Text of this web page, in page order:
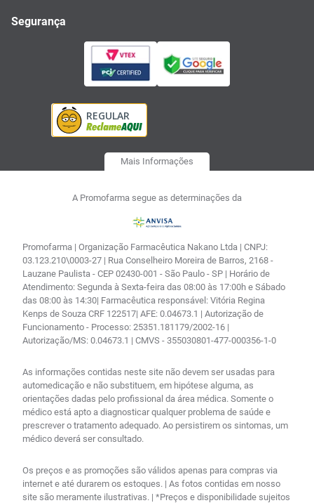
Segurança
Mais Informações
A Promofarma segue as determinações da
Promofarma | Organização Farmacêutica Nakano Ltda | CNPJ:
03.123.210\0003-27 | Rua Conselheiro Moreira de Barros, 2168 -
Lauzane Paulista - CEP 02430-001 - São Paulo - SP | Horário de
Atendimento: Segunda à Sexta-feira das 08:00 às 17:00h e Sábado
das 08:00 às 14:30| Farmacêutica responsável: Vitória Regina
Kenps de Souza CRF 122517| AFE: 0.04673.1 | Autorização de
Funcionamento - Processo: 25351.181179/2002-16 |
Autorização/MS: 0.04673.1 | CMVS - 355030801-477-000356-1-0
As informações contidas neste site não devem ser usadas para
automedicação e não substituem, em hipótese alguma, as
orientações dadas pelo profissional da área médica. Somente o
médico está apto a diagnosticar qualquer problema de saúde e
prescrever o tratamento adequado. Ao persistirem os sintomas, um
médico deverá ser consultado.
Os preços e as promoções são válidos apenas para compras via
internet e até durarem os estoques. | As fotos contidas em nosso
site são meramente ilustrativas. | *Preços e disponibilidade sujeitos